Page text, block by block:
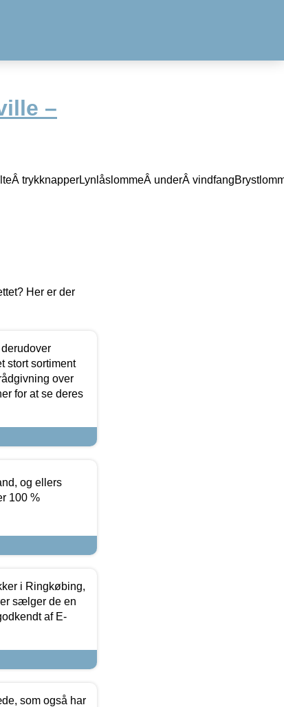
–
trykknapperLynlåslommeÂ underÂ
Her er der
stort sortiment
over
for at se deres
og ellers
100 %
i Ringkøbing,
sælger de en
af E-
som også har